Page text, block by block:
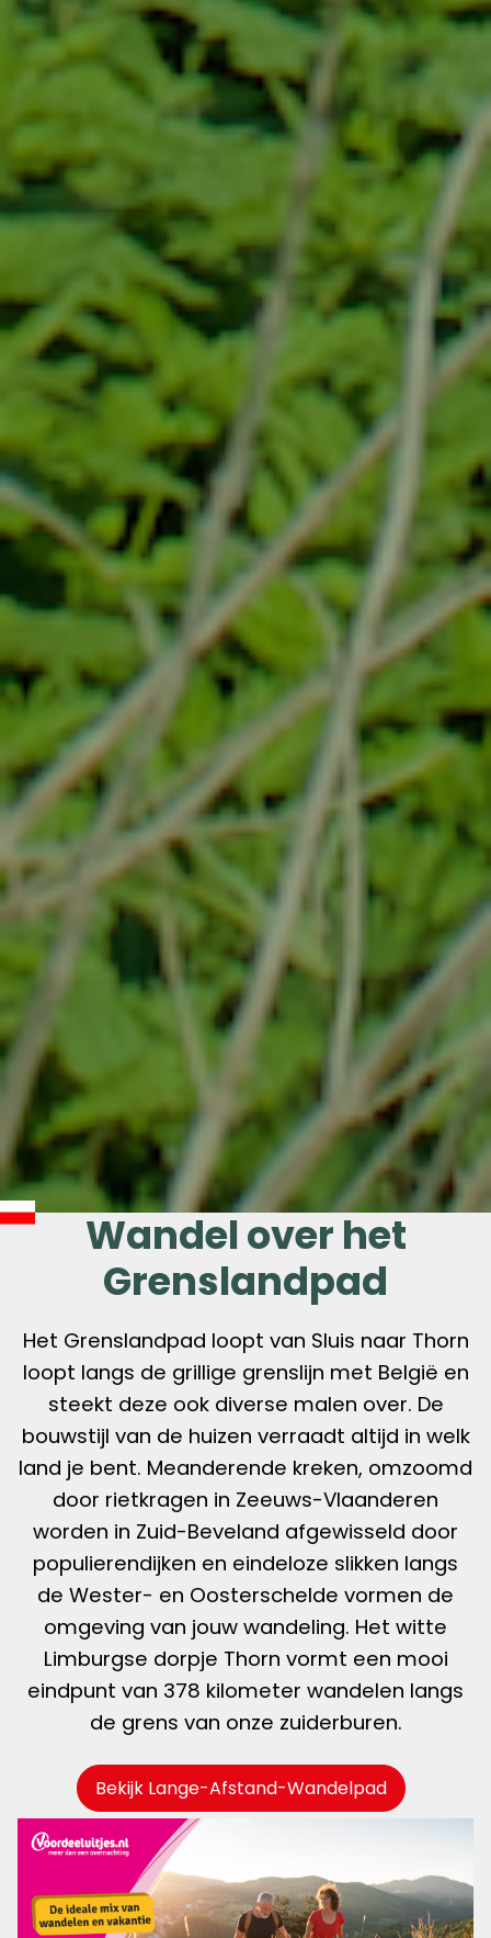
Wandel over het
Grenslandpad
Het Grenslandpad loopt van Sluis naar Thorn
loopt langs de grillige grenslijn met België en
steekt deze ook diverse malen over. De
bouwstijl van de huizen verraadt altijd in welk
land je bent. Meanderende kreken, omzoomd
door rietkragen in Zeeuws-Vlaanderen
worden in Zuid-Beveland afgewisseld door
populierendijken en eindeloze slikken langs
de Wester- en Oosterschelde vormen de
omgeving van jouw wandeling. Het witte
Limburgse dorpje Thorn vormt een mooi
eindpunt van 378 kilometer wandelen langs
de grens van onze zuiderburen.
Bekijk Lange-Afstand-Wandelpad